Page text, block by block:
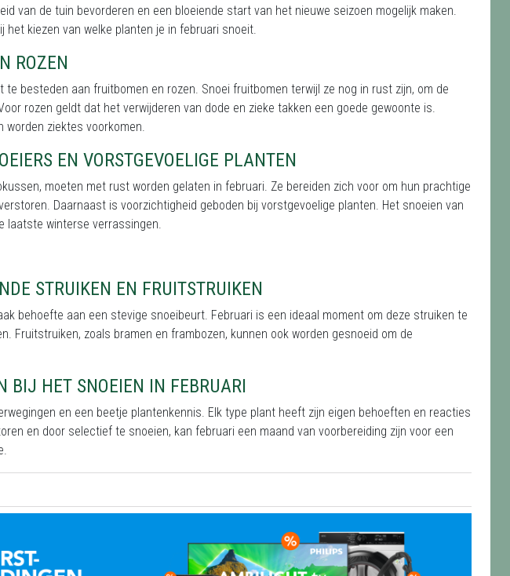
van de tuin bevorderen en een bloeiende start van het nieuwe seizoen mogelijk maken.
kiezen van welke planten je in februari snoeit.
ROZEN
besteden aan fruitbomen en rozen. Snoei fruitbomen terwijl ze nog in rust zijn, om de
rozen geldt dat het verwijderen van dode en zieke takken een goede gewoonte is.
worden ziektes voorkomen.
EN VORSTGEVOELIGE PLANTEN
moeten met rust worden gelaten in februari. Ze bereiden zich voor om hun prachtige
Daarnaast is voorzichtigheid geboden bij vorstgevoelige planten. Het snoeien van
laatste winterse verrassingen.
STRUIKEN EN FRUITSTRUIKEN
behoefte aan een stevige snoeibeurt. Februari is een ideaal moment om deze struiken te
Fruitstruiken, zoals bramen en frambozen, kunnen ook worden gesnoeid om de
BIJ HET SNOEIEN IN FEBRUARI
en een beetje plantenkennis. Elk type plant heeft zijn eigen behoeften en reacties
en door selectief te snoeien, kan februari een maand van voorbereiding zijn voor een